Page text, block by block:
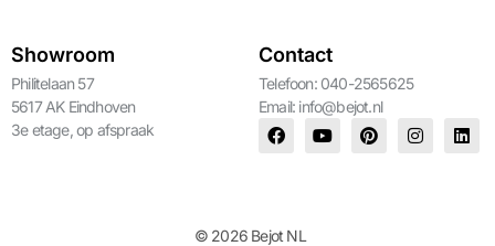
Showroom
Philitelaan 57
5617 AK Eindhoven
3e etage, op afspraak
Contact
Telefoon: 040-2565625
Email: info@bejot.nl
© 2026 Bejot NL